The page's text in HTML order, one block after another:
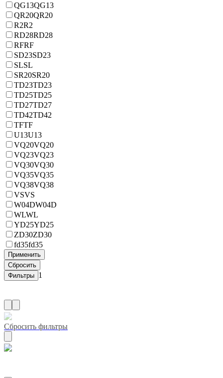
QG13QG13
QR20QR20
R2R2
RD28RD28
RFRF
SD23SD23
SLSL
SR20SR20
TD23TD23
TD25TD25
TD27TD27
TD42TD42
TFTF
U13U13
VQ20VQ20
VQ23VQ23
VQ30VQ30
VQ35VQ35
VQ38VQ38
VSVS
W04DW04D
WLWL
YD25YD25
ZD30ZD30
fd35fd35
1
Сбросить фильтры